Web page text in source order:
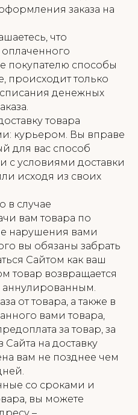
заказа на
что
оплаченного
покупателю способы
происходит только
денежных
товара
курьером. Вы вправе
для вас способ
с условиями доставки
исходя из своих
в случае
вам товара по
нарушения вами
вы обязаны забрать
Сайтом как ваш
товар возвращается
аннулированным.
от товара, а также в
вами товара,
за товар, за
на доставку
вам не позднее чем
со сроками и
вы можете